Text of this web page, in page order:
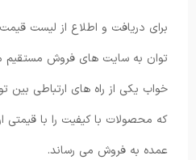
برای دریافت و اطلاع از لیست قیمت
توان به سایت های فروش مستقیم
خواب یکی از راه های ارتباطی بین
که محصولات با کیفیت را با
عمده به فروش می رساند.